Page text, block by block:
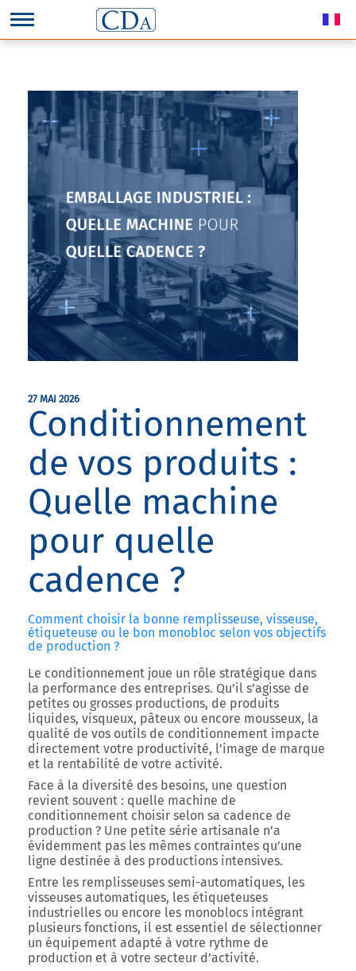
27 MAI 2026
Conditionnement
de vos produits :
Quelle machine
pour quelle
cadence ?
Comment choisir la bonne remplisseuse, visseuse,
étiqueteuse ou le bon monobloc selon vos objectifs
de production ?
Le conditionnement joue un rôle stratégique dans
la performance des entreprises. Qu’il s’agisse de
petites ou grosses productions, de produits
liquides, visqueux, pâteux ou encore mousseux, la
qualité de vos outils de conditionnement impacte
directement votre productivité, l’image de marque
et la rentabilité de votre activité.
Face à la diversité des besoins, une question
revient souvent : quelle machine de
conditionnement choisir selon sa cadence de
production ? Une petite série artisanale n’a
évidemment pas les mêmes contraintes qu’une
ligne destinée à des productions intensives.
Entre les remplisseuses semi-automatiques, les
visseuses automatiques, les étiqueteuses
industrielles ou encore les monoblocs intégrant
plusieurs fonctions, il est essentiel de sélectionner
un équipement adapté à votre rythme de
production et à votre secteur d’activité.